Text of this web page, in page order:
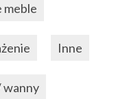
meble
Inne
wanny